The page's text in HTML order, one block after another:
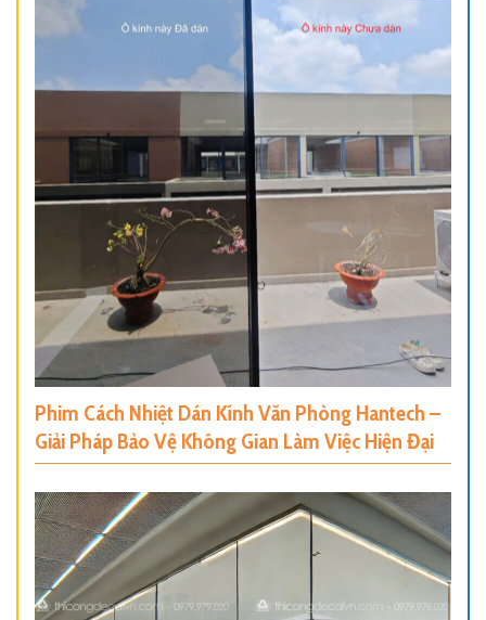
Phim Cách Nhiệt Dán Kính Văn Phòng Hantech –
Giải Pháp Bảo Vệ Không Gian Làm Việc Hiện Đại